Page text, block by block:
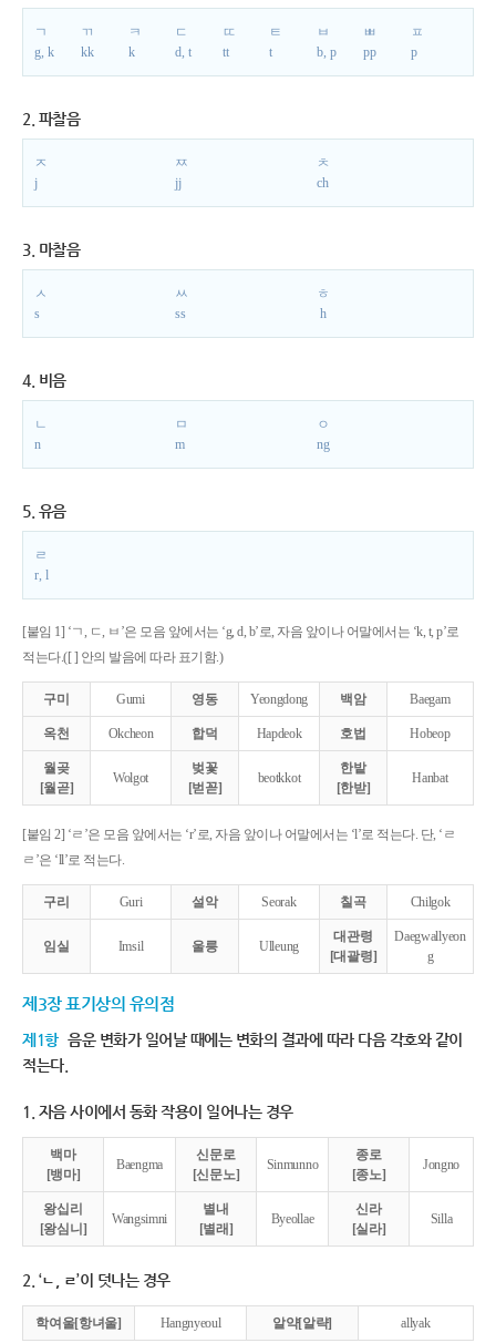
ㄱ
g, k
ㄲ
kk
ㅋ
k
ㄷ
d, t
ㄸ
tt
ㅌ
t
ㅂ
b, p
ㅃ
pp
ㅍ
p
2. 파찰음
ㅈ
j
ㅉ
jj
ㅊ
ch
3. 마찰음
ㅅ
s
ㅆ
ss
ㅎ
h
4. 비음
ㄴ
n
ㅁ
m
ㅇ
ng
5. 유음
ㄹ
r, l
[붙임 1] ‘ㄱ, ㄷ, ㅂ’은 모음 앞에서는 ‘g, d, b’로, 자음 앞이나 어말에서는 ‘k, t, p’로
적는다.([ ] 안의 발음에 따라 표기함.)
구미 Gumi 영동 Yeongdong 백암 Baegam
옥천 Okcheon 합덕 Hapdeok 호법 Hobeop
월곶
[월곧]
Wolgot
벚꽃
[벋꼳]
beotkkot
한밭
[한받]
Hanbat
[붙임 2] ‘ㄹ’은 모음 앞에서는 ‘r’로, 자음 앞이나 어말에서는 ‘l’로 적는다. 단, ‘ㄹ
ㄹ’은 ‘ll’로 적는다.
구리 Guri 설악 Seorak 칠곡 Chilgok
임실 Imsil 울릉 Ulleung
대관령
[대괄령]
Daegwallyeon
g
제3장 표기상의 유의점
제1항 음운 변화가 일어날 때에는 변화의 결과에 따라 다음 각호와 같이
적는다.
1. 자음 사이에서 동화 작용이 일어나는 경우
백마
[뱅마]
Baengma
신문로
[신문노]
Sinmunno
종로
[종노]
Jongno
왕십리
[왕심니]
Wangsimni
별내
[별래]
Byeollae
신라
[실라]
Silla
2. ‘ㄴ, ㄹ’이 덧나는 경우
학여울[항녀울] Hangnyeoul 알약[알략] allyak